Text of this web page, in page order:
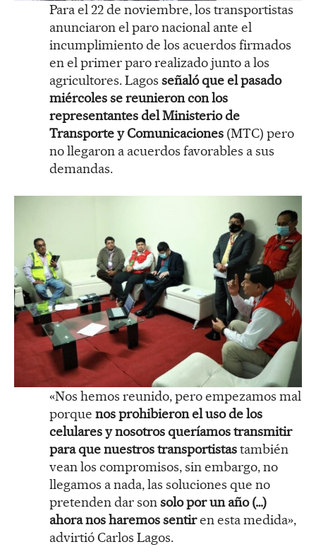
Para el 22 de noviembre, los transportistas
anunciaron el paro nacional ante el
incumplimiento de los acuerdos firmados
en el primer paro realizado junto a los
agricultores. Lagos señaló que el pasado
miércoles se reunieron con los
representantes del Ministerio de
Transporte y Comunicaciones (MTC) pero
no llegaron a acuerdos favorables a sus
demandas.
«Nos hemos reunido, pero empezamos mal
porque nos prohibieron el uso de los
celulares y nosotros queríamos transmitir
para que nuestros transportistastambién
vean los compromisos, sin embargo, no
llegamos a nada, las soluciones que no
pretenden dar sonsolo por un año (…)
ahora nos haremos sentiren esta medida»,
advirtió Carlos Lagos.